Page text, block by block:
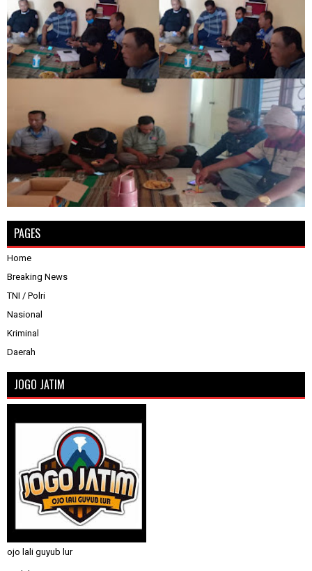
PAGES
Home
Breaking News
TNI / Polri
Nasional
Kriminal
Daerah
JOGO JATIM
ojo lali guyub lur